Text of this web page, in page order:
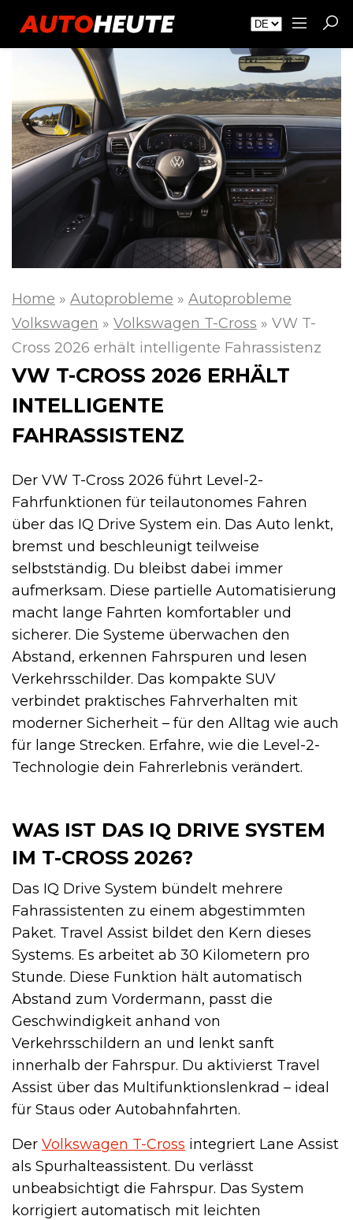
Home » Autoprobleme » Autoprobleme
Volkswagen » Volkswagen T-Cross » VW T-
Cross 2026 erhält intelligente Fahrassistenz
VW T-CROSS 2026 ERHÄLT
INTELLIGENTE
FAHRASSISTENZ
Der VW T-Cross 2026 führt Level-2-
Fahrfunktionen für teilautonomes Fahren
über das IQ Drive System ein. Das Auto lenkt,
bremst und beschleunigt teilweise
selbstständig. Du bleibst dabei immer
aufmerksam. Diese partielle Automatisierung
macht lange Fahrten komfortabler und
sicherer. Die Systeme überwachen den
Abstand, erkennen Fahrspuren und lesen
Verkehrsschilder. Das kompakte SUV
verbindet praktisches Fahrverhalten mit
moderner Sicherheit – für den Alltag wie auch
für lange Strecken. Erfahre, wie die Level-2-
Technologie dein Fahrerlebnis verändert.
WAS IST DAS IQ DRIVE SYSTEM
IM T-CROSS 2026?
Das IQ Drive System bündelt mehrere
Fahrassistenten zu einem abgestimmten
Paket. Travel Assist bildet den Kern dieses
Systems. Es arbeitet ab 30 Kilometern pro
Stunde. Diese Funktion hält automatisch
Abstand zum Vordermann, passt die
Geschwindigkeit anhand von
Verkehrsschildern an und lenkt sanft
innerhalb der Fahrspur. Du aktivierst Travel
Assist über das Multifunktionslenkrad – ideal
für Staus oder Autobahnfahrten.
Der Volkswagen T-Cross integriert Lane Assist
als Spurhalteassistent. Du verlässt
unbeabsichtigt die Fahrspur. Das System
korrigiert automatisch mit leichten